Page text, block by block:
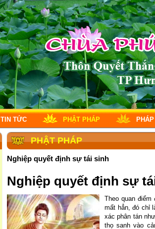
TIN TỨC PHẬT PHÁP
PHẬT PHÁP
Nghiệp quyết định sự tái sinh
Nghiệp quyết định sự
Theo quan
mất hẳn, đó chỉ
xác phân tán
thọ sanh vào